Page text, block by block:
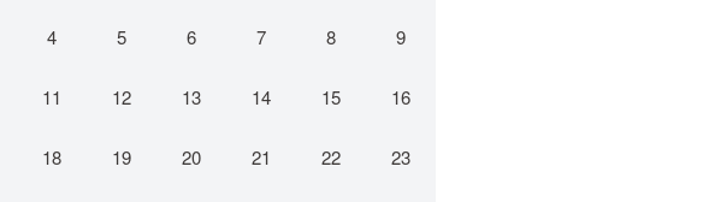
4 5 6 7 8 9
11 12 13 14 15 16
18 19 20 21 22 23